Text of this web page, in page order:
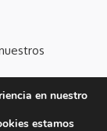
en nuestro
estamos